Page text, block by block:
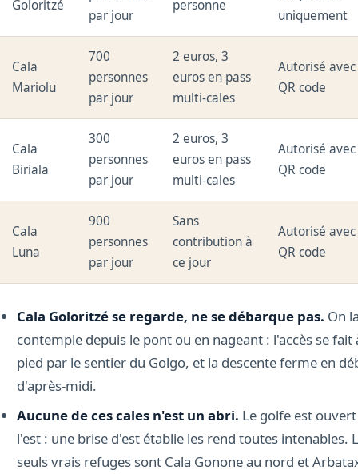
Goloritzé
par jour
personne
uniquement
Cala
Mariolu
700
personnes
par jour
2 euros, 3
euros en pass
multi-cales
Autorisé avec
QR code
Cala
Biriala
300
personnes
par jour
2 euros, 3
euros en pass
multi-cales
Autorisé avec
QR code
Cala
Luna
900
personnes
par jour
Sans
contribution à
ce jour
Autorisé avec
QR code
Cala Goloritzé se regarde, ne se débarque pas. On
contemple depuis le pont ou en nageant : l'accès se fait
pied par le sentier du Golgo, et la descente ferme en
d'après-midi.
Aucune de ces cales n'est un abri. Le golfe est
l'est : une brise d'est établie les rend toutes intenables.
seuls vrais refuges sont Cala Gonone au nord et